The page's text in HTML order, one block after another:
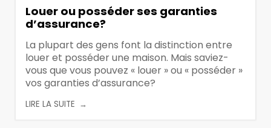
Louer ou posséder ses garanties
d’assurance?
La plupart des gens font la distinction entre
louer et posséder une maison. Mais saviez-
vous que vous pouvez « louer » ou « posséder »
vos garanties d’assurance?
LIRE LA SUITE